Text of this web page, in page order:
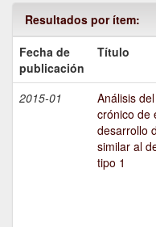
Resultados por ítem:
Fecha de
publicación
Título
2015-01
Análisis
crónico de
desarrollo
similar al
tipo 1